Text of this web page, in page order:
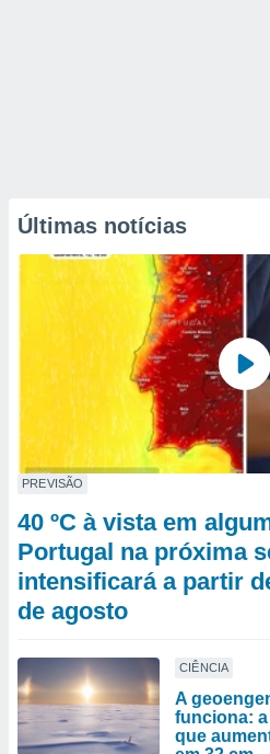
Últimas notícias
PREVISÃO
40 ºC à vista em
Portugal na próxima
intensificará a partir
de agosto
CIÊNCIA
A
funciona:
que